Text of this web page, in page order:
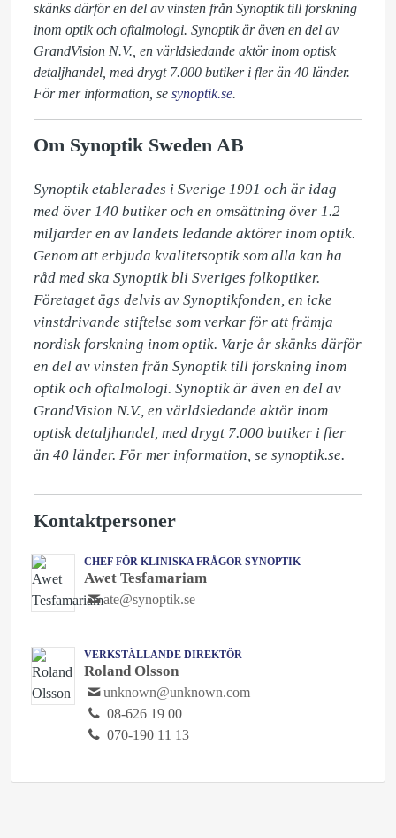
skänks därför en del av vinsten från Synoptik till forskning
inom optik och oftalmologi. Synoptik är även en del av
GrandVision N.V., en världsledande aktör inom optisk
detaljhandel, med drygt 7.000 butiker i fler än 40 länder.
För mer information, se synoptik.se.
Om Synoptik Sweden AB
Synoptik etablerades i Sverige 1991 och är idag
med över 140 butiker och en omsättning över 1.2
miljarder en av landets ledande aktörer inom optik.
Genom att erbjuda kvalitetsoptik som alla kan ha
råd med ska Synoptik bli Sveriges folkoptiker.
Företaget ägs delvis av Synoptikfonden, en icke
vinstdrivande stiftelse som verkar för att främja
nordisk forskning inom optik. Varje år skänks därför
en del av vinsten från Synoptik till forskning inom
optik och oftalmologi. Synoptik är även en del av
GrandVision N.V., en världsledande aktör inom
optisk detaljhandel, med drygt 7.000 butiker i fler
än 40 länder. För mer information, se synoptik.se.
Kontaktpersoner
CHEF FÖR KLINISKA FRÅGOR SYNOPTIK
Awet Tesfamariam
ate@synoptik.se
VERKSTÄLLANDE DIREKTÖR
Roland Olsson
unknown@unknown.com
08-626 19 00
070-190 11 13